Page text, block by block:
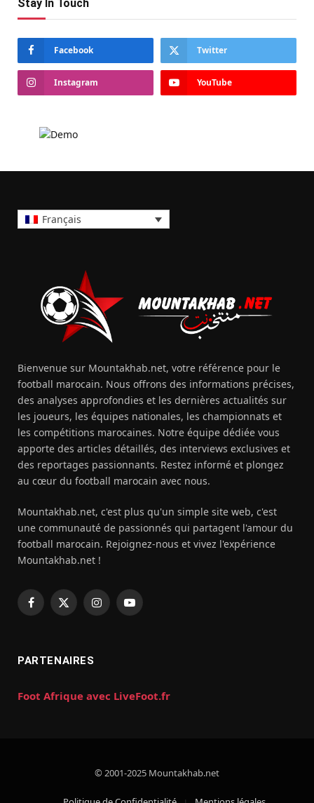
Stay In Touch
Facebook Twitter
Instagram YouTube
Français
Bienvenue sur Mountakhab.net, votre référence pour le
football marocain. Nous offrons des informations précises,
des analyses approfondies et les dernières actualités sur
les joueurs, les équipes nationales, les championnats et
les compétitions marocaines. Notre équipe dédiée vous
apporte des articles détaillés, des interviews exclusives et
des reportages passionnants. Restez informé et plongez
au cœur du football marocain avec nous.
Mountakhab.net, c'est plus qu'un simple site web, c'est
une communauté de passionnés qui partagent l'amour du
football marocain. Rejoignez-nous et vivez l'expérience
Mountakhab.net !
Facebook
X
InstagramYouTube
PARTENAIRES
Foot Afrique avec LiveFoot.fr
© 2001-2025 Mountakhab.net